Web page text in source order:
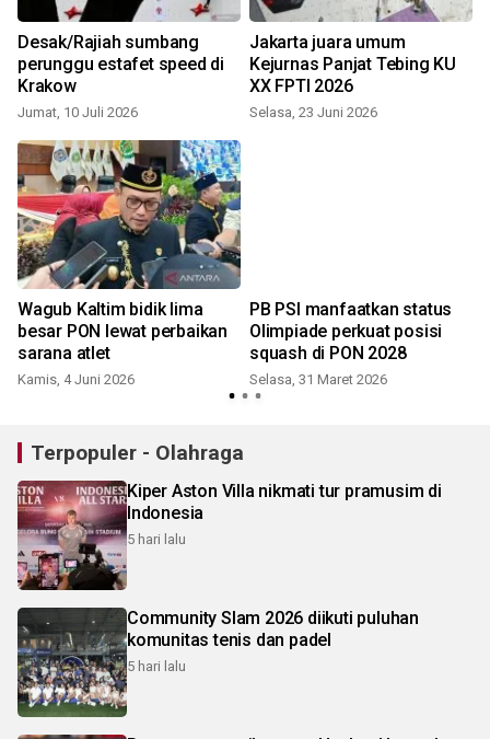
Desak/Rajiah sumbang
perunggu estafet speed di
Krakow
Jumat, 10 Juli 2026
Jakarta juara umum
Kejurnas Panjat Tebing KU
XX FPTI 2026
Selasa, 23 Juni 2026
Wagub Kaltim bidik lima
besar PON lewat perbaikan
sarana atlet
Kamis, 4 Juni 2026
PB PSI manfaatkan status
Olimpiade perkuat posisi
squash di PON 2028
Selasa, 31 Maret 2026
Terpopuler - Olahraga
Kiper Aston Villa nikmati tur pramusim di
Indonesia
5 hari lalu
Community Slam 2026 diikuti puluhan
komunitas tenis dan padel
5 hari lalu